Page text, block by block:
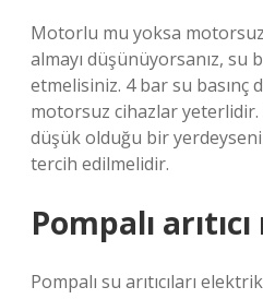
Motorlu mu yoksa motorsuz
almayı düşünüyorsanız, su
etmelisiniz. 4 bar su basınç
motorsuz cihazlar yeterlidir.
düşük olduğu bir
tercih edilmelidir.
Pompalı
Pompalı su arıtıcıları